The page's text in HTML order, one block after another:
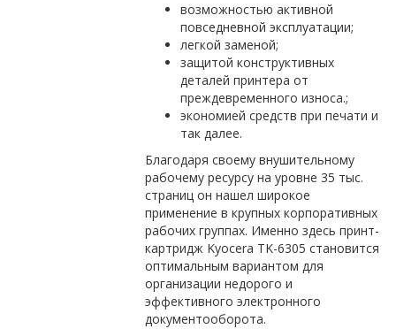
возможностью активной
повседневной эксплуатации;
легкой заменой;
защитой конструктивных
деталей принтера от
преждевременного износа.;
экономией средств при печати и
так далее.
Благодаря своему внушительному
рабочему ресурсу на уровне 35 тыс.
страниц он нашел широкое
применение в крупных корпоративных
рабочих группах. Именно здесь принт-
картридж Kyocera TK-6305 становится
оптимальным вариантом для
организации недорого и
эффективного электронного
документооборота.